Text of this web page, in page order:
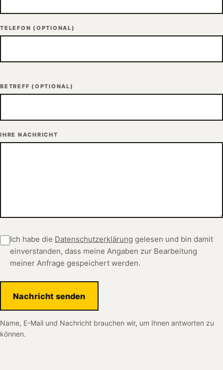
TELEFON (OPTIONAL)
BETREFF (OPTIONAL)
IHRE NACHRICHT
Ich habe die Datenschutzerklärung gelesen und bin damit
einverstanden, dass meine Angaben zur Bearbeitung
meiner Anfrage gespeichert werden.
Nachricht senden
Name, E-Mail und Nachricht brauchen wir, um Ihnen antworten zu
können.